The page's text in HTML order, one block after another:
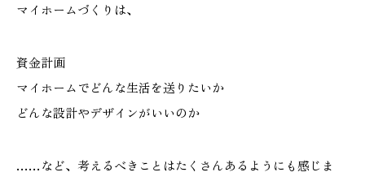
マイホームづくりは、
資金計画
マイホームでどんな生活を送りたいか
どんな設計やデザインがいいのか
……など、考えるべきことはたくさんあるようにも感じま